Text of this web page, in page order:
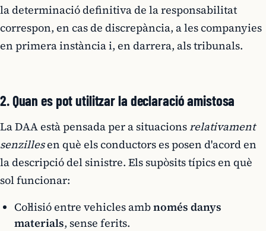
la determinació definitiva de la responsabilitat
correspon, en cas de discrepància, a les companyies
en primera instància i, en darrera, als tribunals.
2. Quan es pot utilitzar la declaració amistosa
La DAA està pensada per a situacions relativament
senzillesen què els conductors es posen d'acord en
la descripció del sinistre. Els supòsits típics en què
sol funcionar:
Col·lisió entre vehicles ambnomés danys
materials, sense ferits.